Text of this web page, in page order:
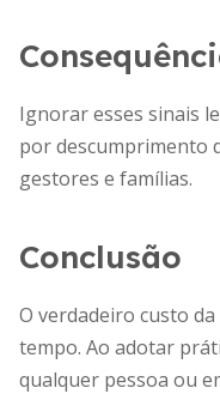
Ignorar esses sinais
por descumprimento
gestores e famílias.
Conclusão
O verdadeiro custo
tempo. Ao adotar
qualquer pessoa ou